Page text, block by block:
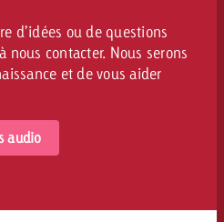
d’idées ou de questions
nous contacter. Nous serons
et de vous aider
audio